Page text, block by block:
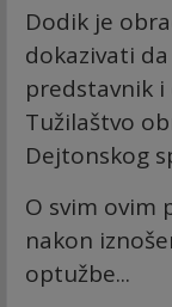
Dodik je
dokazivati
predstavnik
Tužilaštvo
Dejtonskog
O svim ovim
nakon
optužbe...